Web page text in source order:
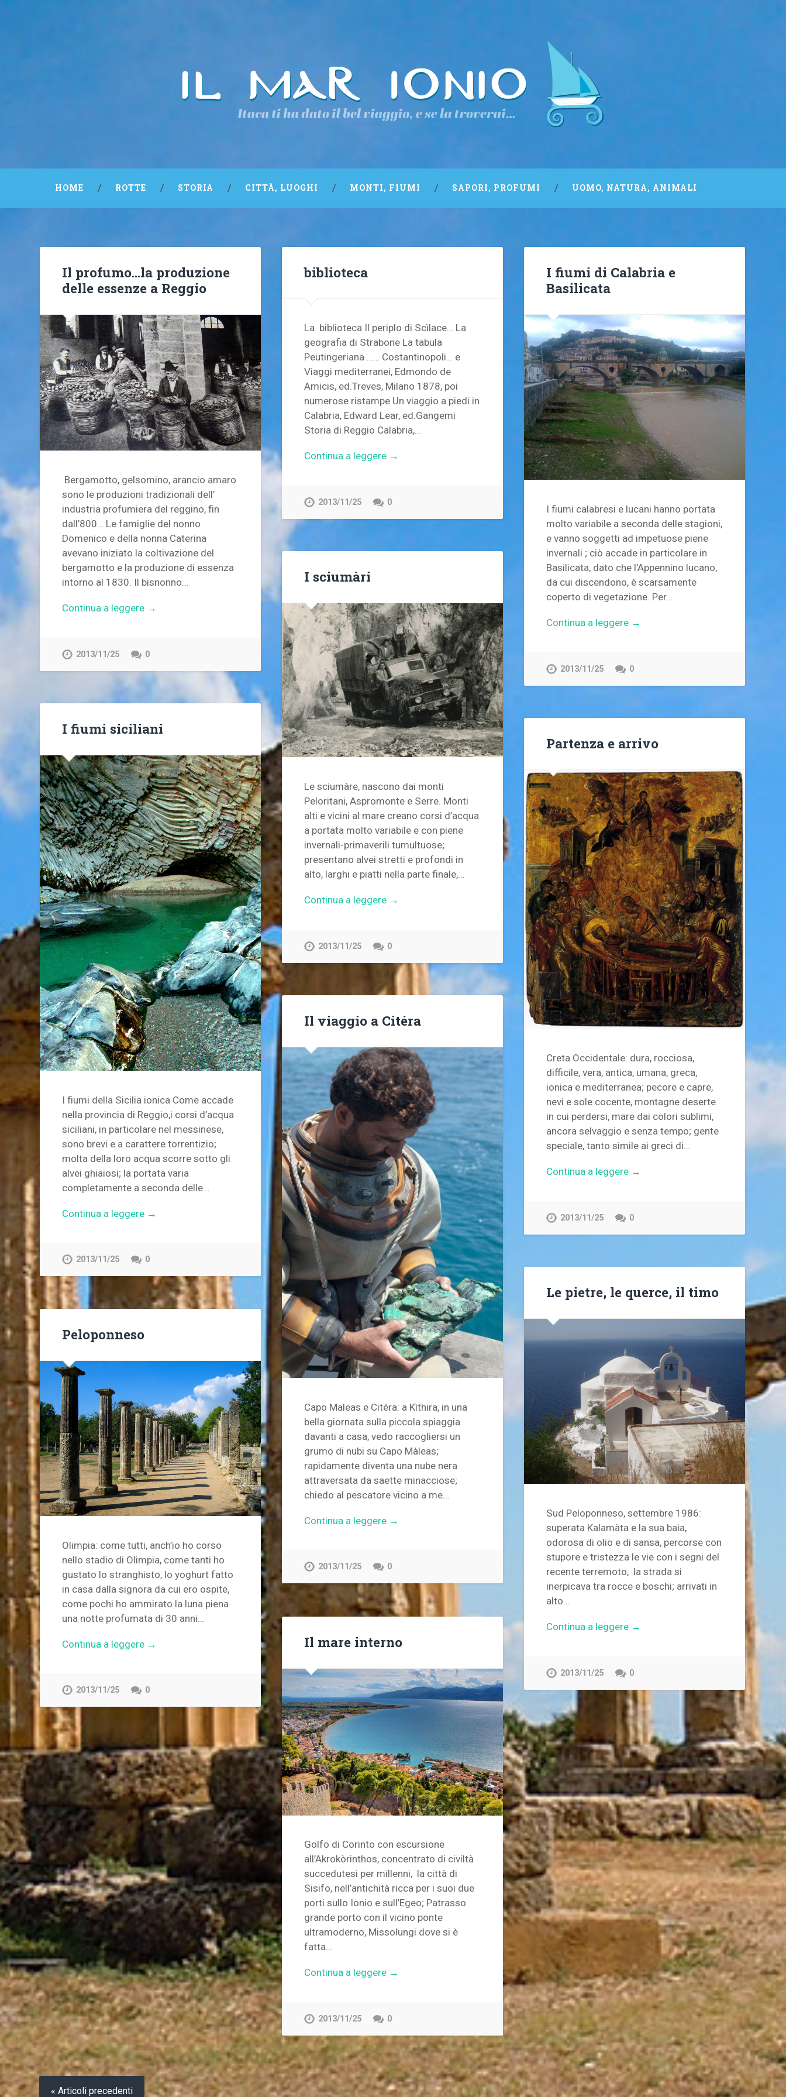
HOME ROTTE STORIA CITTÀ, LUOGHI MONTI, FIUMI SAPORI, PROFUMI UOMO, NATURA, ANIMALI
Il profumo…la produzione
delle essenze a Reggio
Bergamotto, gelsomino, arancio amaro
sono le produzioni tradizionali dell’
industria profumiera del reggino, fin
dall’800… Le famiglie del nonno
Domenico e della nonna Caterina
avevano iniziato la coltivazione del
bergamotto e la produzione di essenza
intorno al 1830. Il bisnonno…
Continua a leggere →
2013/11/25 0
biblioteca
La biblioteca Il periplo di Scìlace… La
geografia di Strabone La tabula
Peutingeriana …… Costantinopoli… e
Viaggi mediterranei, Edmondo de
Amicis, ed.Treves, Milano 1878, poi
numerose ristampe Un viaggio a piedi in
Calabria, Edward Lear, ed.Gangemi
Storia di Reggio Calabria,…
Continua a leggere →
2013/11/25 0
I fiumi di Calabria e
Basilicata
I fiumi calabresi e lucani hanno portata
molto variabile a seconda delle stagioni,
e vanno soggetti ad impetuose piene
invernali ; ciò accade in particolare in
Basilicata, dato che l’Appennino lucano,
da cui discendono, è scarsamente
coperto di vegetazione. Per…
Continua a leggere →
2013/11/25 0
I sciumàri
Le sciumàre, nascono dai monti
Peloritani, Aspromonte e Serre. Monti
alti e vicini al mare creano corsi d’acqua
a portata molto variabile e con piene
invernali-primaverili tumultuose;
presentano alvei stretti e profondi in
alto, larghi e piatti nella parte finale,…
Continua a leggere →
2013/11/25 0
I fiumi siciliani
I fiumi della Sicilia ionica Come accade
nella provincia di Reggio,i corsi d’acqua
siciliani, in particolare nel messinese,
sono brevi e a carattere torrentizio;
molta della loro acqua scorre sotto gli
alvei ghiaiosi; la portata varia
completamente a seconda delle…
Continua a leggere →
2013/11/25 0
Partenza e arrivo
Creta Occidentale: dura, rocciosa,
difficile, vera, antica, umana, greca,
ionica e mediterranea; pecore e capre,
nevi e sole cocente, montagne deserte
in cui perdersi, mare dai colori sublimi,
ancora selvaggio e senza tempo; gente
speciale, tanto simile ai greci di…
Continua a leggere →
2013/11/25 0
Il viaggio a Citéra
Capo Maleas e Citéra: a Kìthira, in una
bella giornata sulla piccola spiaggia
davanti a casa, vedo raccogliersi un
grumo di nubi su Capo Màleas;
rapidamente diventa una nube nera
attraversata da saette minacciose;
chiedo al pescatore vicino a me…
Continua a leggere →
2013/11/25 0
Le pietre, le querce, il timo
Sud Peloponneso, settembre 1986:
superata Kalamàta e la sua baia,
odorosa di olio e di sansa, percorse con
stupore e tristezza le vie con i segni del
recente terremoto, la strada si
inerpicava tra rocce e boschi; arrivati in
alto…
Continua a leggere →
2013/11/25 0
Peloponneso
Olimpia: come tutti, anch’io ho corso
nello stadio di Olimpia, come tanti ho
gustato lo stranghisto, lo yoghurt fatto
in casa dalla signora da cui ero ospite,
come pochi ho ammirato la luna piena
una notte profumata di 30 anni…
Continua a leggere →
2013/11/25 0
Il mare interno
Golfo di Corinto con escursione
all’Akrokòrinthos, concentrato di civiltà
succedutesi per millenni, la città di
Sisifo, nell’antichità ricca per i suoi due
porti sullo Ionio e sull’Egeo; Patrasso
grande porto con il vicino ponte
ultramoderno, Missolungi dove si è
fatta…
Continua a leggere →
2013/11/25 0
« Articoli precedenti